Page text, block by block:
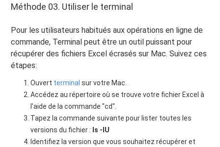
Méthode 03. Utiliser le terminal
Pour les utilisateurs habitués aux opérations en ligne de
commande, Terminal peut être un outil puissant pour
récupérer des fichiers Excel écrasés sur Mac. Suivez ces
étapes:
Ouvert terminal sur votre Mac.
Accédez au répertoire où se trouve votre fichier Excel à
l'aide de la commande "cd".
Tapez la commande suivante pour lister toutes les
versions du fichier : ls -lU
Identifiez la version que vous souhaitez récupérer et